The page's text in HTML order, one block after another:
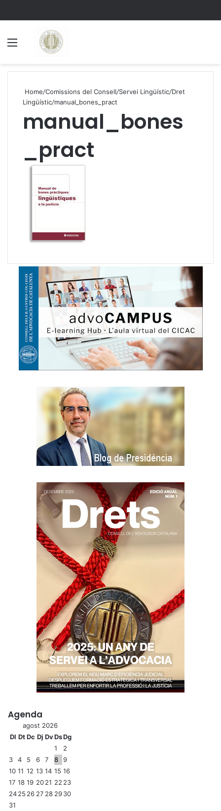
Home/Comissions del Consell/Servei Lingüístic/Dret
Lingüístic/manual_bones_pract
manual_bones
_pract
Agenda
agost 2026
Dl DtDc Dj DvDsDg
1
2
3
4 5 6 7 8
9
10 11 12 13 14 15 16
17 18 19 2021 22 23
2425 26 27 28 2930
31